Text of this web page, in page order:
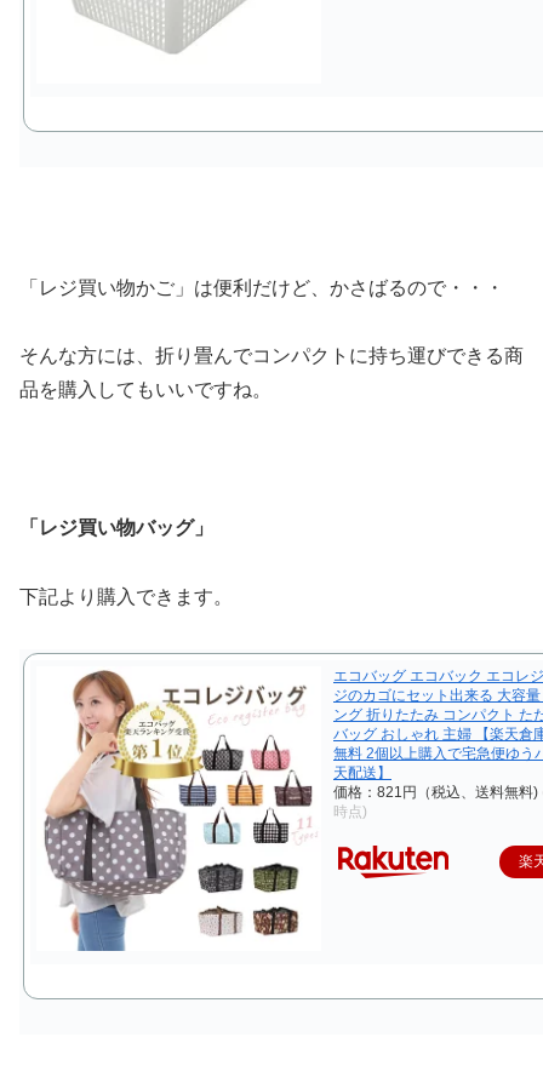
「レジ買い物かご」は便利だけど、かさばるので・・・
そんな方には、折り畳んでコンパクトに持ち運びできる商
品を購入してもいいですね。
「レジ買い物バッグ」
下記より購入できます。
エコバッグ エコバック エコレ
ジのカゴにセット出来る 大容
ング 折りたたみ コンパクト た
バッグ おしゃれ 主婦 【楽天倉
無料 2個以上購入で宅急便ゆう
天配送】
価格：821円（税込、送料無料)
時点)
楽